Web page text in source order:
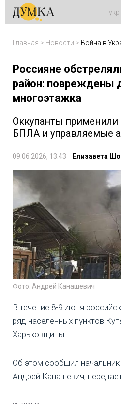
укр
Главная > Новости > Война в
Россияне
район: повреждены
многоэтажка
Оккупанты применили
БПЛА и управляемые
09.06.2026, 13:43 Елизавета
Фото: Андрей Канашевич
В течение 8-9 июня
ряд населенных пунктов
Харьковщины
Об этом сообщил
Андрей Канашевич,